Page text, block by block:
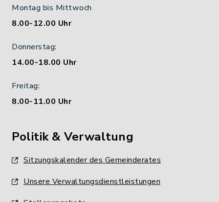
Montag bis Mittwoch
8.00-12.00 Uhr
Donnerstag:
14.00-18.00 Uhr
Freitag:
8.00-11.00 Uhr
Politik & Verwaltung
Sitzungskalender des Gemeinderates
Unsere Verwaltungsdienstleistungen